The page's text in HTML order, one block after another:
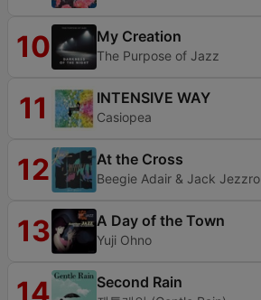
10 My Creation
The Purpose of Jazz
11 INTENSIVE WAY
Casiopea
12 At the Cross
Beegie Adair & Jack Jezzro
13 A Day of the Town
Yuji Ohno
14 Second Rain